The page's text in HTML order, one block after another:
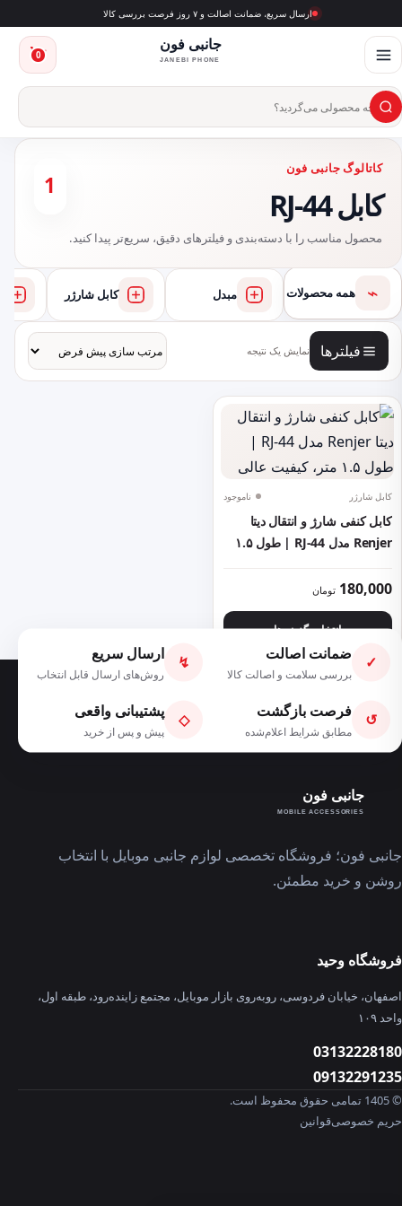
ارسال سریع، ضمانت اصالت و ۷ روز فرصت بررسی کالا
جانبی فون
JANEBI PHONE
جست‌وجوی محصول
×
0
کاتالوگ جانبی فون
کابل RJ-44
محصول مناسب را با دسته‌بندی و فیلترهای دقیق، سریع‌تر پیدا کنید.
1
⌁ همه محصولات مبدل کابل شارژر
فیلترها نمایش یک نتیجه
کابل شارژر ناموجود
کابل کنفی شارژ و انتقال دیتا
Renjer مدل RJ-44 | طول ۱.۵
180,000 تومان
انتخاب گزینه ها
این محصول دارای انواع مختلفی می باشد. گزینه ها ممکن است
✓ ضمانت اصالت
بررسی سلامت و اصالت کالا
↯ ارسال سریع
روش‌های ارسال قابل انتخاب
↺ فرصت بازگشت
مطابق شرایط اعلام‌شده
◇ پشتیبانی واقعی
پیش و پس از خرید
جانبی فون
MOBILE ACCESSORIES
جانبی فون؛ فروشگاه تخصصی لوازم جانبی موبایل با انتخاب
روشن و خرید مطمئن.
فروشگاه وحید
اصفهان، خیابان فردوسی، روبه‌روی بازار موبایل، مجتمع زاینده‌رود، طبقه اول،
واحد ۱۰۹
03132228180
09132291235
© 1405 تمامی حقوق محفوظ است.
حریم خصوصیقوانین